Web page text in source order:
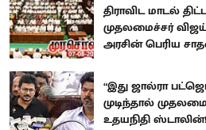
திராவிட மாடல்
முதலமைச்சர்
அரசின் பெரிய
“இது ஜால்ரா
முடிந்தால்
உதயநிதி ஸ்டாலின்!